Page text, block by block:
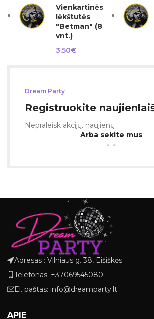
Vienkartinės
lėkštutės
"Betman" (8
vnt.)
3.50€
Dream Party
Registruokite
Nepraleisk akcijų, naujienų
Arba sekite mus
Adresas : Vilniaus g. 38, Eišiškės
Telefonas: +37069545080
El. paštas: info@dreamparty.lt
APIE